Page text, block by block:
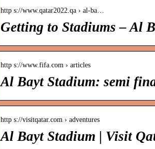
http s://www.qatar2022.qa › al-ba…
Getting to Stadiums – Al
http s://www.fifa.com › articles
Al Bayt Stadium: semi
http s://visitqatar.com › adventures
Al Bayt Stadium | Visit